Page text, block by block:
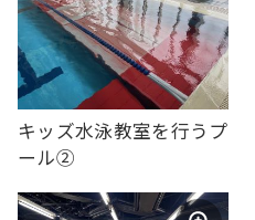
キッズ水泳教室を行うプ
ール➁
For
foreigners
Central